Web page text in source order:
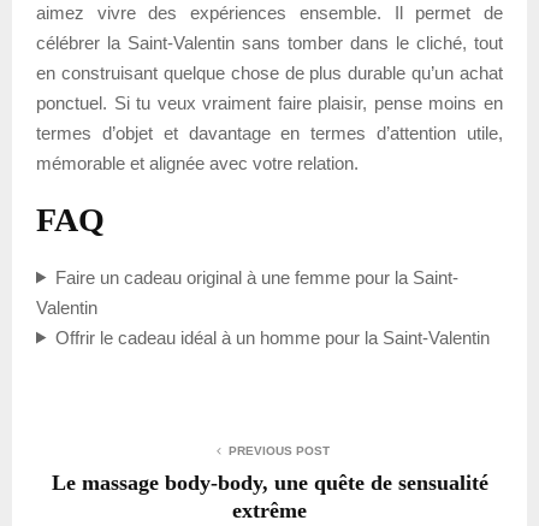
aimez vivre des expériences ensemble. Il permet de
célébrer la Saint-Valentin sans tomber dans le cliché, tout
en construisant quelque chose de plus durable qu’un achat
ponctuel. Si tu veux vraiment faire plaisir, pense moins en
termes d’objet et davantage en termes d’attention utile,
mémorable et alignée avec votre relation.
FAQ
Faire un cadeau original à une femme pour la Saint-
Valentin
Offrir le cadeau idéal à un homme pour la Saint-Valentin
PREVIOUS POST
Le massage body-body, une quête de sensualité
extrême